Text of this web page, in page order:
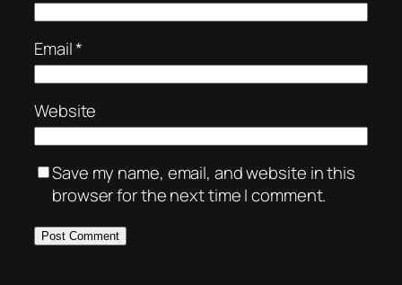
Email*
Website
Save my name, email, and website in this
browser for the next time I comment.